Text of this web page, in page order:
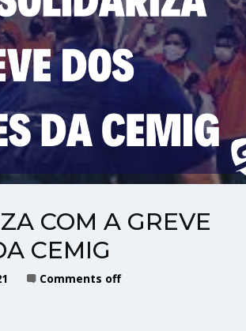
COM A GREVE
CEMIG
Comments off